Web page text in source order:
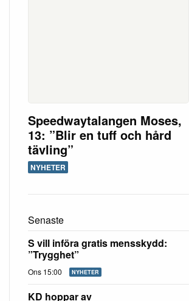
Speedwaytalangen Moses,
13: ”Blir en tuff och hård
tävling”
NYHETER
Senaste
S vill införa gratis mensskydd:
”Trygghet”
Ons 15:00 NYHETER
KD hoppar av